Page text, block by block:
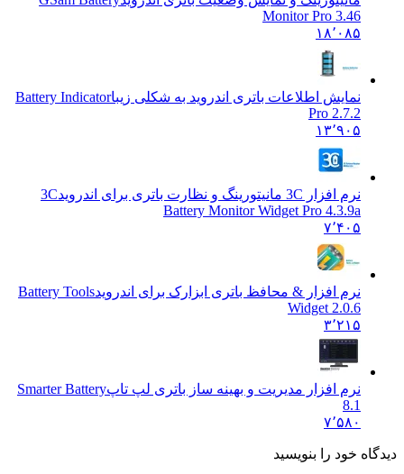
Monitor Pro 3.46
۱۸٬۰۸۵
نمایش اطلاعات باتری اندروید به شکلی زیباBattery Indicator
Pro 2.7.2
۱۳٬۹۰۵
نرم افزار 3C مانیتورینگ و نظارت باتری برای اندروید
3C
Battery Monitor Widget Pro 4.3.9a
۷٬۴۰۵
نرم افزار & محافظ باتری ابزارک برای اندرویدBattery Tools
Widget 2.0.6
۳٬۲۱۵
نرم افزار مدیریت و بهینه ساز باتری لپ تاپSmarter Battery
۷٬۵۸۰
خود را بنویسید